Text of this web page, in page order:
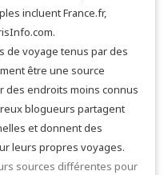
incluent France.fr,
de voyage tenus par des
être une source
des endroits moins connus
blogueurs partagent
et donnent des
leurs propres voyages.
sources différentes pour